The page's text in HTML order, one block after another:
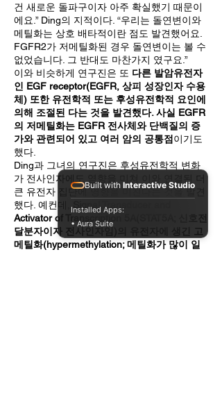
건 새로운 돌파구이자 아주 확실했기 때문이
에요.” Ding의 지적이다. “우리는 돌연변이와
메틸화는 상호 배타적이란 점도 발견했어요.
FGFR2가 저메틸화된 경우 돌연변이는 볼 수
없었습니다. 그 반대도 마찬가지 였구요.”
이와 비슷하게 연구진은 또 다른 발암유전자
인 EGF receptor(EGFR, 상피 성장인자 수용
체) 또한 유전학적 또는 후성유전학적 요인에
의해 조절된 다는 것을 발견했다. 사실 EGFR
의 저메틸화는 EGFR 전사체와 단백질의 증
가와 관련되어 있고 여러 암의 공통점 이기도
했다.
Ding과 그녀의 연구진은 후성유전학적 변화
가 전사인자에도 영향을 미쳐 이와 연결된 더
큰 유전자 집단에 영향을 미친다는 것을 발견
했다. 예컨데, Signal Transducer and
Activator of Transcription 5A(STAT5A; 신호전
달분자이자 전사인자임)의 유전자에 생긴 고
메틸화(hypermethylation; 메틸화가 많이 일
Built with Interactive Studio
Installed Apps:
• Aura Suite